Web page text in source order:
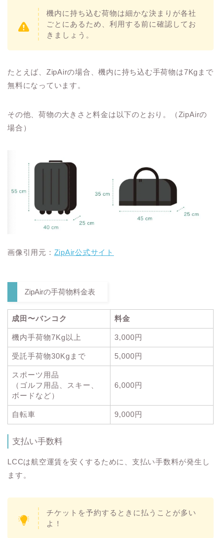
機内に持ち込む荷物は細かな決まりが各社
ごとにあるため、利用する前に確認してお
きましょう。
たとえば、ZipAirの場合、機内に持ち込む手荷物は7Kgまで
無料になっています。
その他、荷物の大きさと料金は以下のとおり。（ZipAirの
場合）
画像引用元： ZipAir公式サイト
ZipAirの手荷物料金表
成田〜バンコク 料金
機内手荷物7Kg以上 3,000円
受託手荷物30Kgまで 5,000円
スポーツ用品
（ゴルフ用品、スキー、
ボードなど）
6,000円
自転車 9,000円
支払い手数料
LCCは航空運賃を安くするために、支払い手数料が発生し
ます。
チケットを予約するときに払うことが多い
よ！